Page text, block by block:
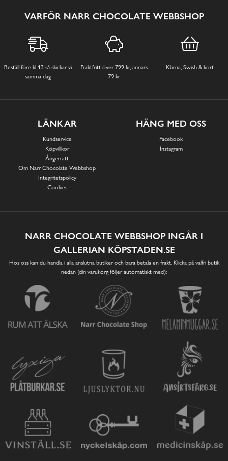
VARFÖR NARR CHOCOLATE WEBBSHOP
Beställ före kl 13 så skickar vi
samma dag
Fraktfritt över 799 kr, annars
79 kr
Klarna, Swish & kort
LÄNKAR
Kundservice
Köpvillkor
Ångerrätt
Om Narr Chocolate Webbshop
Integritetspolicy
Cookies
HÄNG MED OSS
Facebook
Instagram
NARR CHOCOLATE WEBBSHOP INGÅR I
GALLERIAN KÖPSTADEN.SE
Hos oss kan du handla i alla anslutna butiker och bara betala en frakt. Klicka på valfri butik
nedan (din varukorg följer automatiskt med):